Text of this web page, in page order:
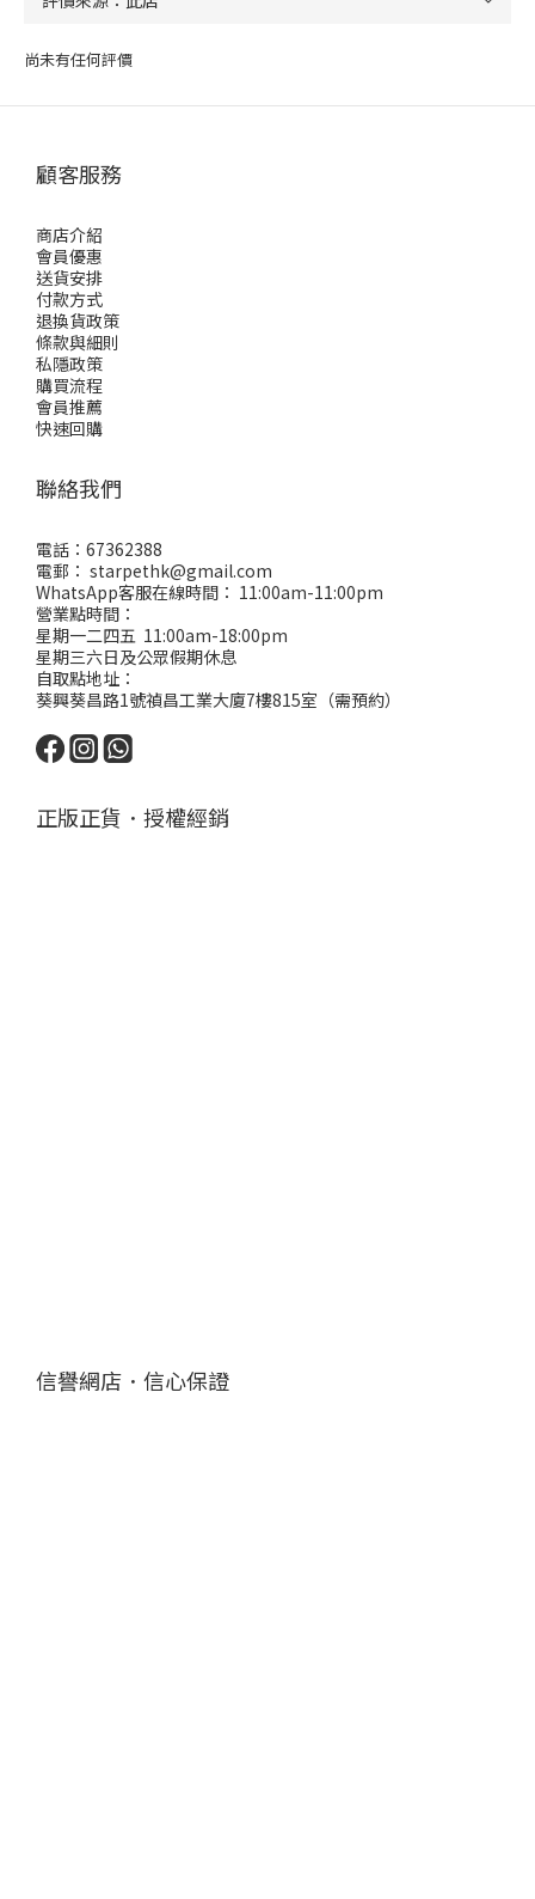
尚未有任何評價
顧客服務
商店介紹
會員優惠
送貨安排
付款方式
退換貨政策
條款與細則
私隱政策
購買流程
會員推薦
快速回購
聯絡我們
電話：67362388
電郵： starpethk@gmail.com
WhatsApp客服在線時間： 11:00am-11:00pm
營業點時間：
星期一二四五 11:00am-18:00pm
星期三六日及公眾假期休息
自取點地址：
葵興葵昌路1號禎昌工業大廈7樓815室（需預約）
正版正貨．授權經銷
信譽網店．信心保證